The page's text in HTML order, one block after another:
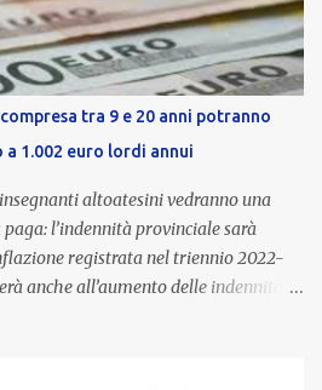
tra 9 e 20 anni potranno
1.002 euro lordi annui
altoatesini vedranno una
l’indennità provinciale sarà
registrata nel triennio 2022-
anche all’aumento delle indennità di